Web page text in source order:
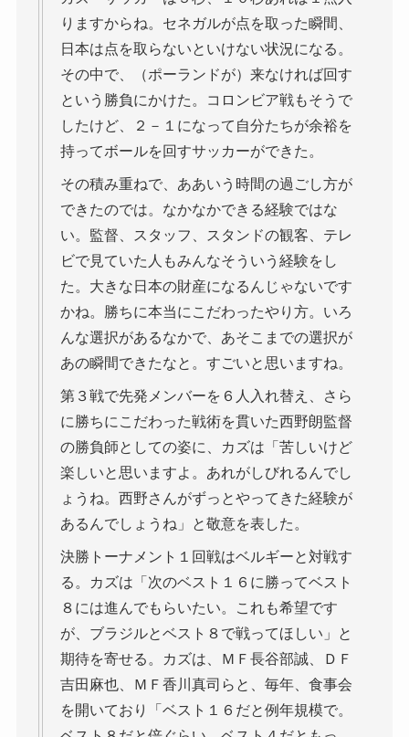
りますからね。セネガルが点を取った瞬間、
日本は点を取らないといけない状況になる。
その中で、（ポーランドが）来なければ回す
という勝負にかけた。コロンビア戦もそうで
したけど、２－１になって自分たちが余裕を
持ってボールを回すサッカーができた。
その積み重ねで、ああいう時間の過ごし方が
できたのでは。なかなかできる経験ではな
い。監督、スタッフ、スタンドの観客、テレ
ビで見ていた人もみんなそういう経験をし
た。大きな日本の財産になるんじゃないです
かね。勝ちに本当にこだわったやり方。いろ
んな選択があるなかで、あそこまでの選択が
あの瞬間できたなと。すごいと思いますね。
第３戦で先発メンバーを６人入れ替え、さら
に勝ちにこだわった戦術を貫いた西野朗監督
の勝負師としての姿に、カズは「苦しいけど
楽しいと思いますよ。あれがしびれるんでし
ょうね。西野さんがずっとやってきた経験が
あるんでしょうね」と敬意を表した。
決勝トーナメント１回戦はベルギーと対戦す
る。カズは「次のベスト１６に勝ってベスト
８には進んでもらいたい。これも希望です
が、ブラジルとベスト８で戦ってほしい」と
期待を寄せる。カズは、ＭＦ長谷部誠、ＤＦ
吉田麻也、ＭＦ香川真司らと、毎年、食事会
を開いており「ベスト１６だと例年規模で。